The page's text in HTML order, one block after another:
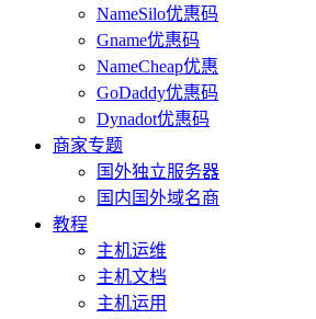
NameSilo优惠码
Gname优惠码
NameCheap优惠
GoDaddy优惠码
Dynadot优惠码
商家专题
国外独立服务器
国内国外域名商
教程
主机运维
主机文档
主机运用